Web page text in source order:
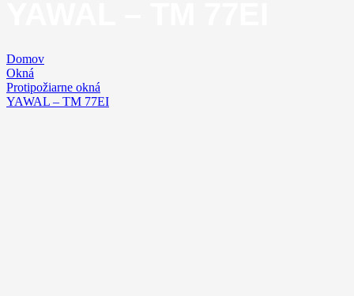
Domov
Okná
Protipožiarne okná
YAWAL – TM 77EI